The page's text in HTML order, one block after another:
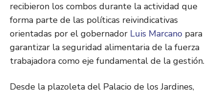
recibieron los combos durante la actividad que
forma parte de las políticas reivindicativas
orientadas por el gobernador Luis Marcano para
garantizar la seguridad alimentaria de la fuerza
trabajadora como eje fundamental de la gestión.
Desde la plazoleta del Palacio de los Jardines,